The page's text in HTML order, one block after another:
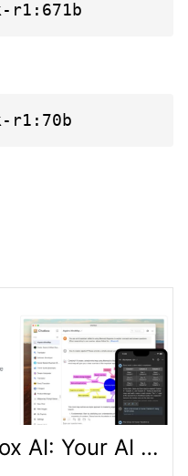
r1:671b
r1:70b
Best AI Client on any device, Free Download